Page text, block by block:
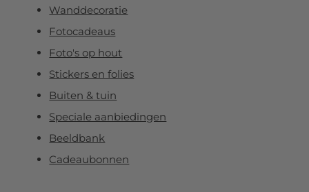
Wanddecoratie
Fotocadeaus
Foto's op hout
Stickers en folies
Buiten & tuin
Speciale aanbiedingen
Beeldbank
Cadeaubonnen